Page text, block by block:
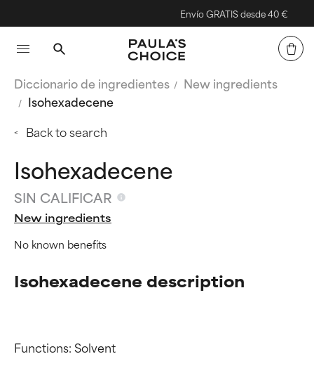
Envío GRATIS desde 40 €
Diccionario de ingredientes
New ingredients
Isohexadecene
Back to search
Isohexadecene
SIN CALIFICAR
New ingredients
No known benefits
Isohexadecene description
Functions: Solvent